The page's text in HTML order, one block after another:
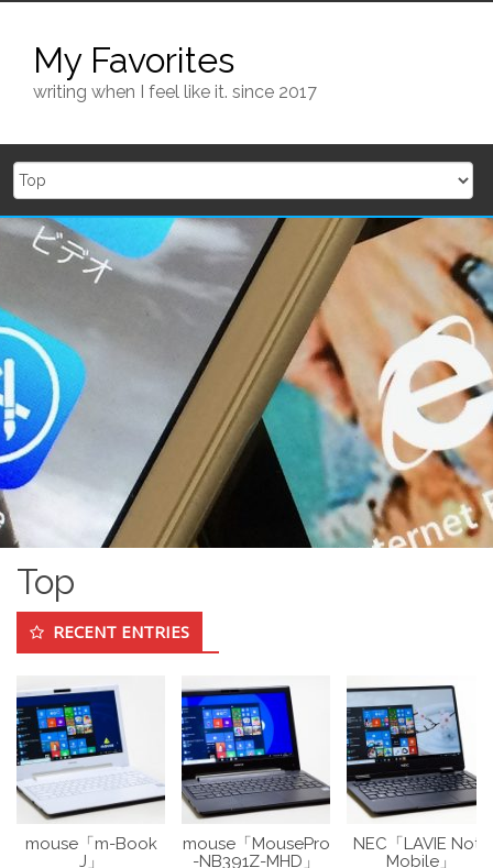
contentMy Favorites
writing when I feel like it. since 2017
Top
RECENT ENTRIES
mouse「m-Book
J」
mouse「MousePro
-NB391Z-MHD」
NEC「LAVIE Note
Mobile」